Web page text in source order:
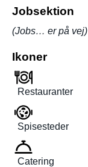
Jobsektion
(Jobs… er på vej)
Ikoner
Restauranter
Spisesteder
Catering